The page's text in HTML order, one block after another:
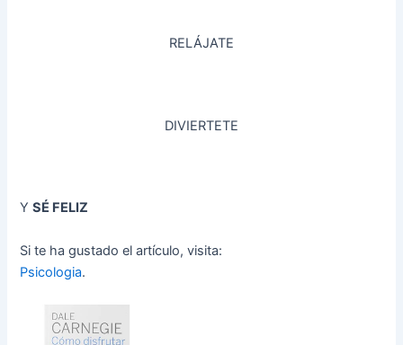
RELÁJATE
DIVIERTETE
YSÉ FELIZ
Si te ha gustado el artículo, visita:
Psicologia.